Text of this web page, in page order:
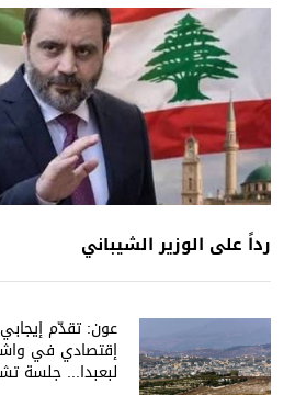
رداً على الوزير الشيباني
عون: تقدّم
إقتصادي في
لبعبدا... جلسة